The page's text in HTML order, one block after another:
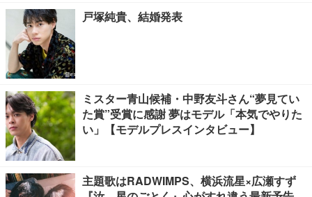
戸塚純貴、結婚発表
ミスター青山候補・中野友斗さん“夢見てい
た賞”受賞に感謝 夢はモデル「本気でやりた
い」【モデルプレスインタビュー】
主題歌はRADWIMPS、横浜流星×広瀬すず